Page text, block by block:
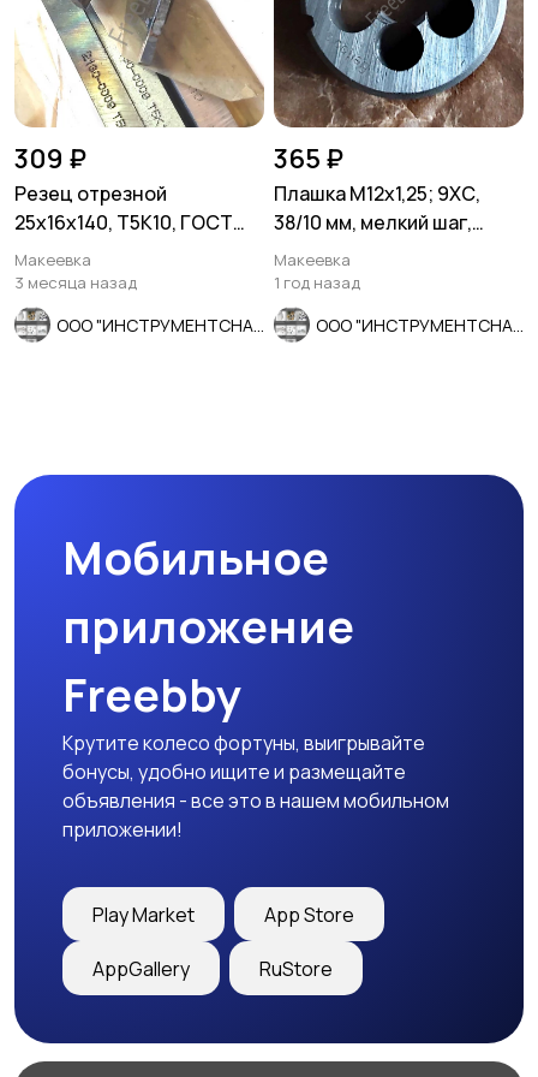
309 ₽
Резец отрезной
25х16х140, Т5К10, ГОСТ
18884-73, 2130-0009.
Макеевка
3 месяца назад
365 ₽
Плашка М12х1,25; 9ХС,
38/10 мм, мелкий шаг,
ГОСТ 7740-71.
Макеевка
1 год назад
Мобильное
приложение
Freebby
Крутите колесо фортуны, выигрывайте
бонусы, удобно ищите и размещайте
объявления - все это в нашем мобильном
приложении!
Play Market App Store
AppGallery RuStore